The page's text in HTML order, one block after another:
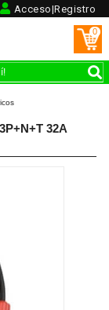
Acceso|Registro
0
32A